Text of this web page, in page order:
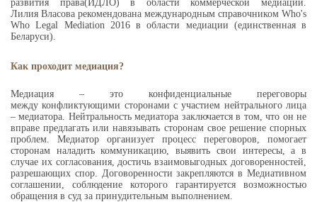
развития права(ИДЛО) в области коммерческой медиации.
Лилия Власова рекомендована международным справочником Who's
Who Legal Mediation 2016 в области медиации (единственная в
Беларуси).
Как проходит медиация?
Медиация – это конфиденциальные переговоры
между конфликтующими сторонами с участием нейтрального лица
– медиатора. Нейтральность медиатора заключается в том, что он не
вправе предлагать или навязывать сторонам свое решение спорных
проблем. Медиатор организует процесс переговоров, помогает
сторонам наладить коммуникацию, выявить свои интересы, а в
случае их согласования, достичь взаимовыгодных договоренностей,
разрешающих спор. Договоренности закрепляются в Медиативном
соглашении, соблюдение которого гарантируется возможностью
обращения в суд за принудительным выполнением.